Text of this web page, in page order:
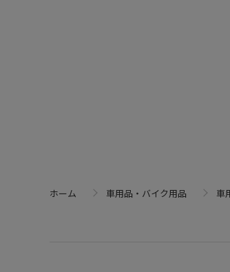
ホーム 車用品・バイク用品 車